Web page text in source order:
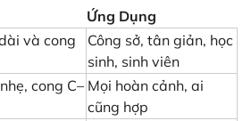
Ứng Dụng
và cong
Công sở, tân giản, học
sinh, sinh viên
cong C– Mọi hoàn cảnh, ai
cũng hợp